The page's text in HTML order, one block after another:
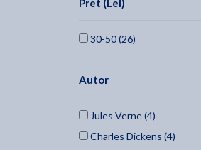
Pret (Lei)
30-50 (26)
Autor
Jules Verne (4)
Charles Dickens (4)